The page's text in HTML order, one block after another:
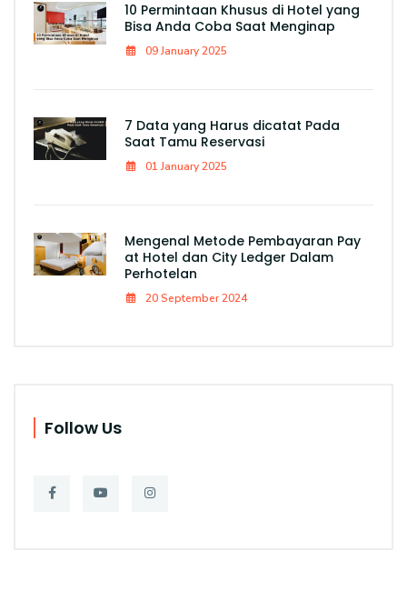
10 Permintaan Khusus di Hotel yang
Bisa Anda Coba Saat Menginap
09 January 2025
7 Data yang Harus dicatat Pada
Saat Tamu Reservasi
01 January 2025
Mengenal Metode Pembayaran Pay
at Hotel dan City Ledger Dalam
Perhotelan
20 September 2024
Follow Us